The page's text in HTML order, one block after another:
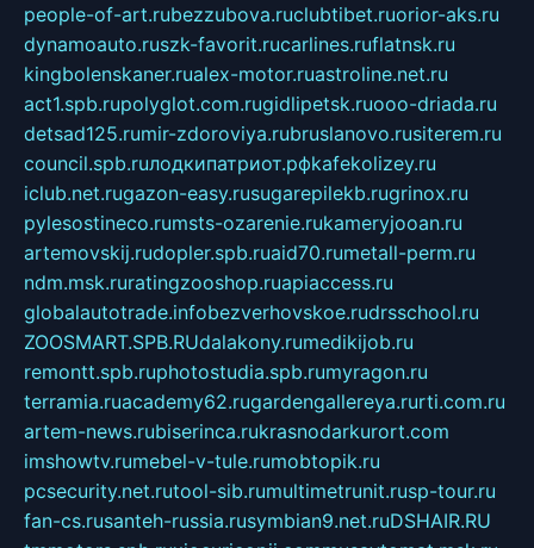
people-of-art.rubezzubova.ruclubtibet.ruorior-aks.ru
dynamoauto.ruszk-favorit.rucarlines.ruflatnsk.ru
kingbolenskaner.rualex-motor.ruastroline.net.ru
act1.spb.rupolyglot.com.rugidlipetsk.ruooo-driada.ru
detsad125.rumir-zdoroviya.rubruslanovo.rusiterem.ru
council.spb.ruлодкипатриот.рфkafekolizey.ru
iclub.net.rugazon-easy.rusugarepilekb.rugrinox.ru
pylesostineco.rumsts-ozarenie.rukameryjooan.ru
artemovskij.rudopler.spb.ruaid70.rumetall-perm.ru
ndm.msk.ruratingzooshop.ruapiaccess.ru
globalautotrade.infobezverhovskoe.rudrsschool.ru
ZOOSMART.SPB.RUdalakony.rumedikijob.ru
remontt.spb.ruphotostudia.spb.rumyragon.ru
terramia.ruacademy62.rugardengallereya.rurti.com.ru
artem-news.rubiserinca.rukrasnodarkurort.com
imshowtv.rumebel-v-tule.rumobtopik.ru
pcsecurity.net.rutool-sib.rumultimetrunit.rusp-tour.ru
fan-cs.rusanteh-russia.rusymbian9.net.ruDSHAIR.RU